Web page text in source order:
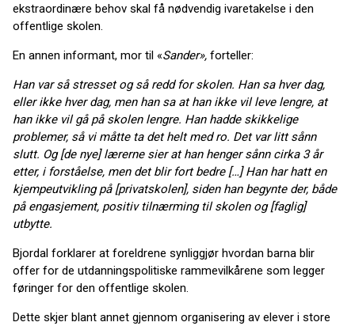
ekstraordinære behov skal få nødvendig ivaretakelse i den
offentlige skolen.
En annen informant, mor til «Sander», forteller:
Han var så stresset og så redd for skolen. Han sa hver dag,
eller ikke hver dag, men han sa at han ikke vil leve lengre, at
han ikke vil gå på skolen lengre. Han hadde skikkelige
problemer, så vi måtte ta det helt med ro. Det var litt sånn
slutt. Og [de nye] lærerne sier at han henger sånn cirka 3 år
etter, i forståelse, men det blir fort bedre […] Han har hatt en
kjempeutvikling på [privatskolen], siden han begynte der, både
på engasjement, positiv tilnærming til skolen og [faglig]
utbytte.
Bjordal forklarer at foreldrene synliggjør hvordan barna blir
offer for de utdanningspolitiske rammevilkårene som legger
føringer for den offentlige skolen.
Dette skjer blant annet gjennom organisering av elever i store